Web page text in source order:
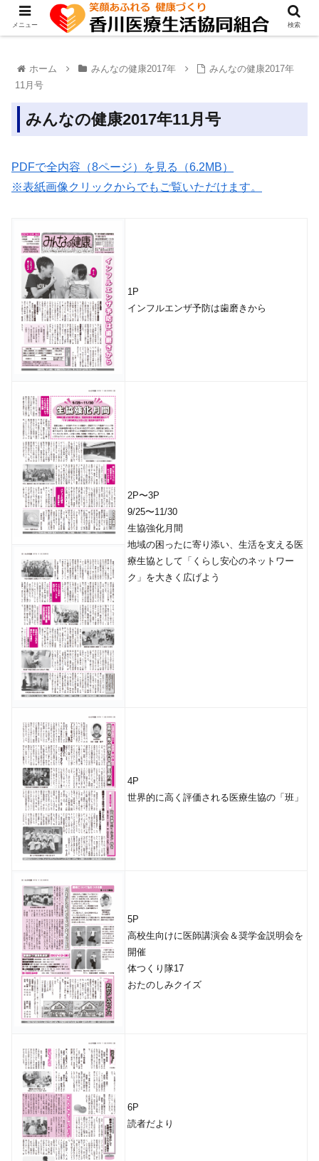
ホーム みんなの健康2017年
みんなの健康2017年
11月号
みんなの健康2017年11月号
PDFで全内容（8ページ）を見る（6.2MB）
※表紙画像クリックからでもご覧いただけます。
1P
インフルエンザ予防は歯磨きから
2P〜3P
9/25〜11/30
生協強化月間
地域の困ったに寄り添い、生活を支える医
療生協として「くらし安心のネットワー
ク」を大きく広げよう
4P
世界的に高く評価される医療生協の「班」
5P
高校生向けに医師講演会＆奨学金説明会を
開催
体つくり隊17
おたのしみクイズ
6P
読者だより
メニュー 検索